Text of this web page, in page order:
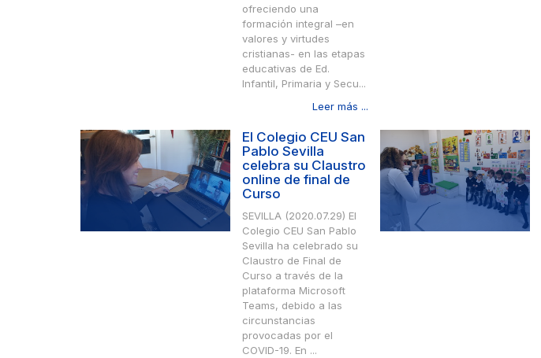
ofreciendo una
formación integral –en
valores y virtudes
cristianas- en las etapas
educativas de Ed.
Infantil, Primaria y Secu...
Leer más ...
El Colegio CEU San
Pablo Sevilla
celebra su Claustro
online de final de
Curso
SEVILLA (2020.07.29) El
Colegio CEU San Pablo
Sevilla ha celebrado su
Claustro de Final de
Curso a través de la
plataforma Microsoft
Teams, debido a las
circunstancias
provocadas por el
COVID-19. En ...